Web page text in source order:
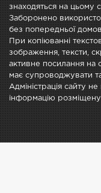
знаходяться на цьому
Заборонено
без попередньої
При копіюванні
зображення, тексти,
активне посилання на
має супроводжувати
Адміністрація сайту
інформацію розміщену